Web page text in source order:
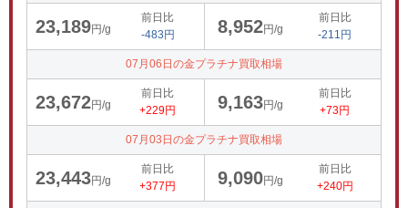
23,189円/g
前日比
-483円
8,952円/g
前日比
-211円
07月06日の金プラチナ買取相場
23,672円/g
前日比
+229円
9,163円/g
前日比
+73円
07月03日の金プラチナ買取相場
23,443円/g
前日比
+377円
9,090円/g
前日比
+240円